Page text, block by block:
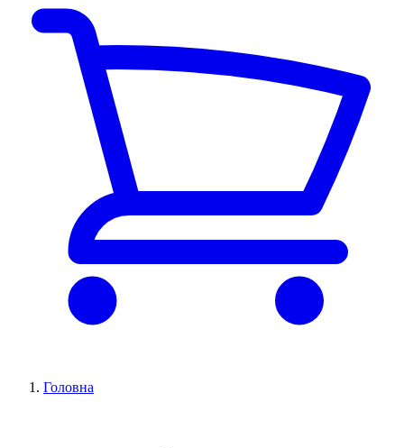
Головна